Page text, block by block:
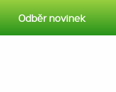
Odběr novinek